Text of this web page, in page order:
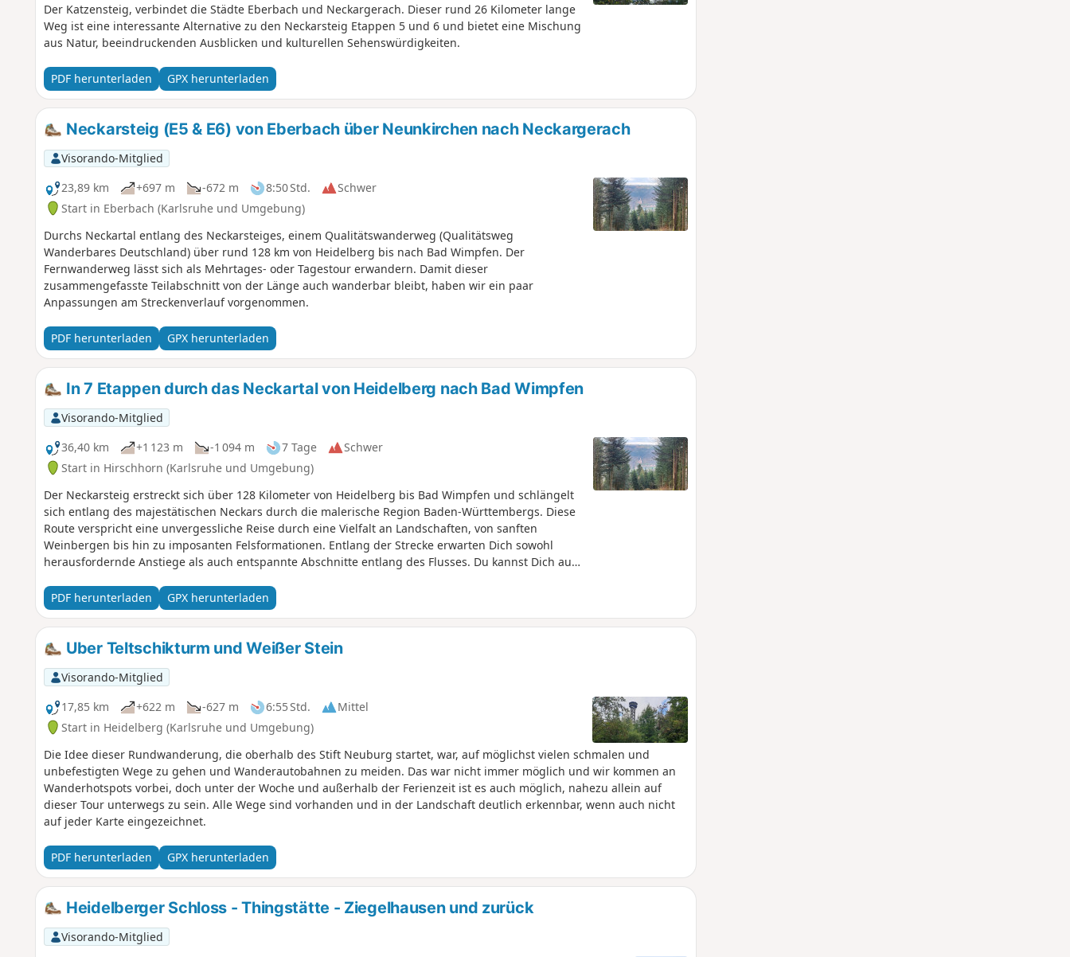
Der Katzensteig, verbindet die Städte Eberbach und Neckargerach. Dieser rund 26 Kilometer lange
Weg ist eine interessante Alternative zu den Neckarsteig Etappen 5 und 6 und bietet eine Mischung
aus Natur, beeindruckenden Ausblicken und kulturellen Sehenswürdigkeiten.
PDF herunterladen GPX herunterladen
Neckarsteig (E5 & E6) von Eberbach über Neunkirchen nach Neckargerach
Visorando-Mitglied
23,89 km
+697 m -672 m 8:50 Std.
Schwer
Start in Eberbach (Karlsruhe und Umgebung)
Durchs Neckartal entlang des Neckarsteiges, einem Qualitätswanderweg (Qualitätsweg
Wanderbares Deutschland) über rund 128 km von Heidelberg bis nach Bad Wimpfen. Der
Fernwanderweg lässt sich als Mehrtages- oder Tagestour erwandern. Damit dieser
zusammengefasste Teilabschnitt von der Länge auch wanderbar bleibt, haben wir ein paar
Anpassungen am Streckenverlauf vorgenommen.
PDF herunterladen GPX herunterladen
In 7 Etappen durch das Neckartal von Heidelberg nach Bad Wimpfen
Visorando-Mitglied
36,40 km
+1 123 m -1 094 m 7 Tage
Schwer
Start in Hirschhorn (Karlsruhe und Umgebung)
Der Neckarsteig erstreckt sich über 128 Kilometer von Heidelberg bis Bad Wimpfen und schlängelt
sich entlang des majestätischen Neckars durch die malerische Region Baden-Württembergs. Diese
Route verspricht eine unvergessliche Reise durch eine Vielfalt an Landschaften, von sanften
Weinbergen bis hin zu imposanten Felsformationen. Entlang der Strecke erwarten Dich sowohl
herausfordernde Anstiege als auch entspannte Abschnitte entlang des Flusses. Du kannst Dich auf
charmanten Fachwerkstädten und historischen Burgen reichen. Wir haben die Abschnitte so
gestaltet, dass Du jeden Start- und Endpunkt einer Etappe mit dem ÖPNV erreichen kannst.
PDF herunterladen GPX herunterladen
Uber Teltschikturm und Weißer Stein
Visorando-Mitglied
17,85 km
+622 m -627 m 6:55 Std.
Mittel
Start in Heidelberg (Karlsruhe und Umgebung)
Die Idee dieser Rundwanderung, die oberhalb des Stift Neuburg startet, war, auf möglichst vielen schmalen und
unbefestigten Wege zu gehen und Wanderautobahnen zu meiden. Das war nicht immer möglich und wir kommen an
Wanderhotspots vorbei, doch unter der Woche und außerhalb der Ferienzeit ist es auch möglich, nahezu allein auf
dieser Tour unterwegs zu sein. Alle Wege sind vorhanden und in der Landschaft deutlich erkennbar, wenn auch nicht
auf jeder Karte eingezeichnet.
PDF herunterladen GPX herunterladen
Heidelberger Schloss - Thingstätte - Ziegelhausen und zurück
Visorando-Mitglied